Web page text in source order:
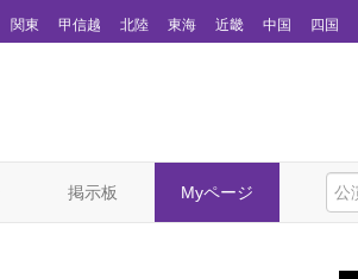
関東 甲信越 北陸 東海 近畿 中国 四国
掲示板 Myページ